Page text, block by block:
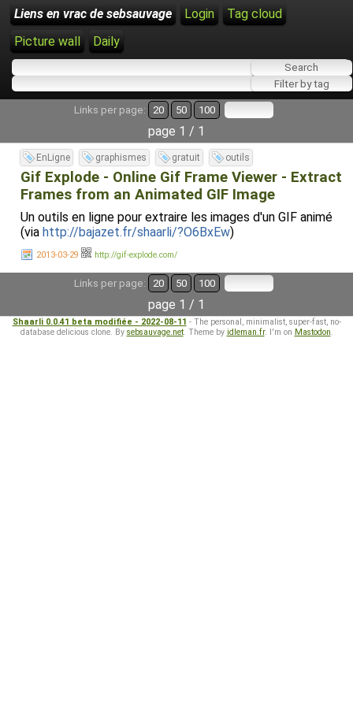
Liens en vrac de sebsauvage Login
Tag cloud
Picture wall
Daily
Links per page: 20 50 100
page 1 / 1
EnLigne graphismes gratuit outils
Gif Explode - Online Gif Frame Viewer - Extract
Frames from an Animated GIF Image
Un outils en ligne pour extraire les images d'un GIF animé
(via http://bajazet.fr/shaarli/?O6BxEw)
2013-03-29 http://gif-explode.com/
Links per page: 20 50 100
page 1 / 1
Shaarli 0.0.41 beta modifiée - 2022-08-11 - The personal, minimalist, super-fast, no-
database delicious clone. By sebsauvage.net. Theme by idleman.fr. I'm on Mastodon.